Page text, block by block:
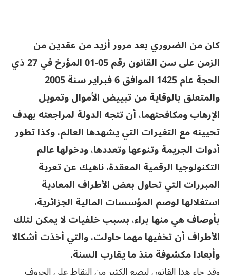
كان من الضروري بعد مرور أزيد من عقدين من
الزمن على سن القانون رقم 05-01 المؤرخ في 27 ذي
الحجة عام 1425 الموافق 6 فبراير سنة 2005
والمتعلق بالوقاية من تبييض الأموال وتمويل
الإرهاب ومكافحتهما، أن تتجه الدولة لمراجعته بهدف
تحيينه مع التغيرات التي يشهدها العالم، وكذا تطور
أدوات الجريمة وتنوعها وتعددها، ودخولها عالم
التكنولوجيا الرقمية المعقدة، ناهيك عن تعرية
المبررات التي تحاول بعض الأطراف المعادية
استغلالها لوصم المؤسسات المالية الجزائرية،
بأوصاف هي منها براء، بسبب خلفيات لا يمكن لتلك
الأطراف أن تخفيها مهما حاولت، والتي أخذت أشكالا
وأبعادا مكشوفة منذ ما يقارب السنة.